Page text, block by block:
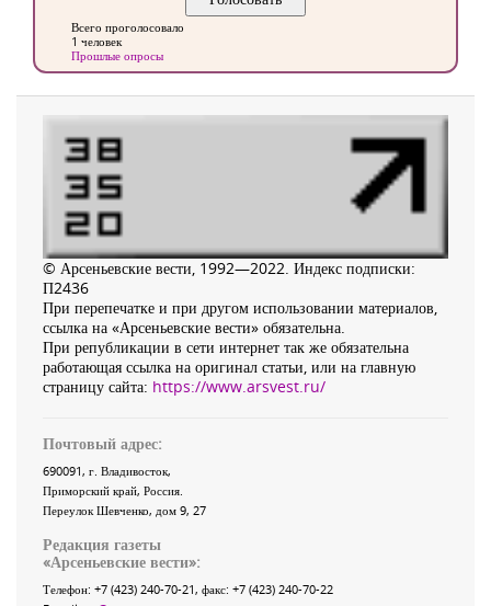
Всего проголосовало
1 человек
Прошлые опросы
© Арсеньевские вести, 1992—2022. Индекс подписки:
П2436
При перепечатке и при другом использовании материалов,
ссылка на «Арсеньевские вести» обязательна.
При републикации в сети интернет так же обязательна
работающая ссылка на оригинал статьи, или на главную
страницу сайта: https://www.arsvest.ru/
Почтовый адрес:
690091, г. Владивосток,
Приморский край, Россия
Переулок Шевченко, дом 9, 27
Редакция газеты
«Арсеньевские вести»:
Телефон: +7 (423) 240-70-21, факс: +7 (423) 240-70-22